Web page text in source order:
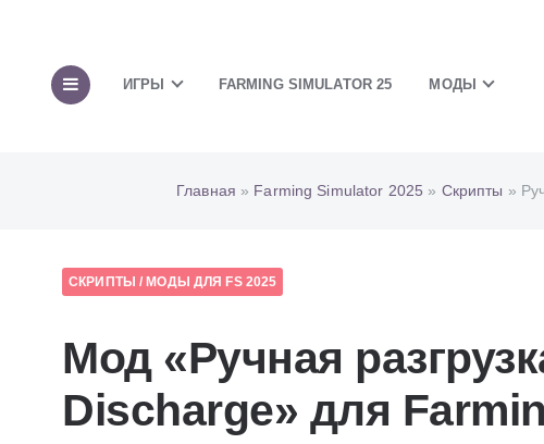
ИГРЫ FARMING SIMULATOR 25 МОДЫ
Главная » Farming Simulator 2025 » Скрипты »
СКРИПТЫ / МОДЫ ДЛЯ FS 2025
Мод «Ручная
Discharge» для